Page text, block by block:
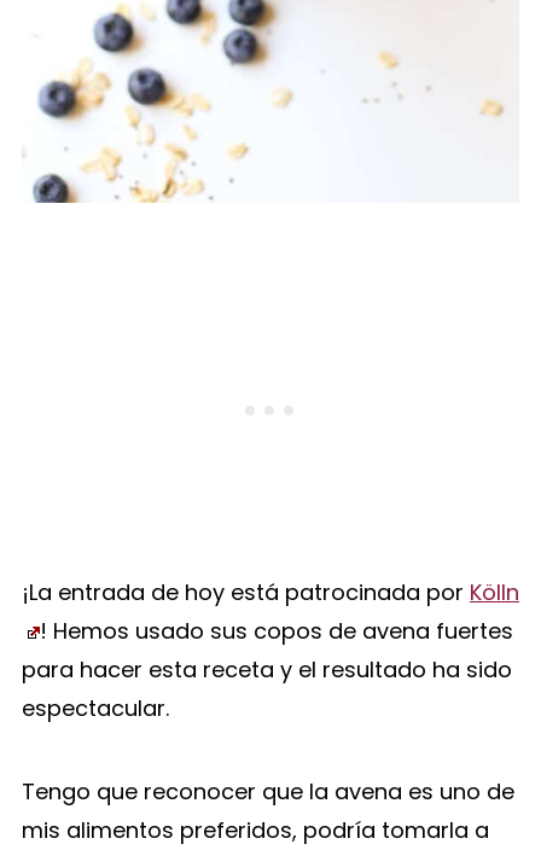
¡La entrada de hoy está patrocinada por Kölln
! Hemos usado sus copos de avena fuertes
para hacer esta receta y el resultado ha sido
espectacular.
Tengo que reconocer que la avena es uno de
mis alimentos preferidos, podría tomarla a